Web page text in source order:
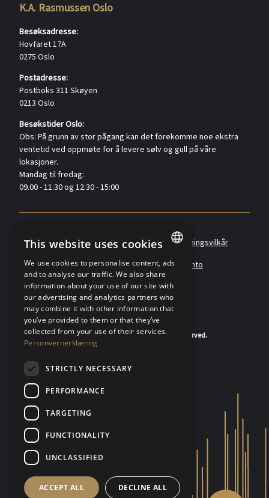
K.A. Rasmussen Oslo
Besøksadresse:
Hovfaret 17A
0275 Oslo
Postadresse:
Postboks 311 Skøyen
0213 Oslo
Besøkstider Oslo:
Obs: På grunn av stor pågang kan det forekomme noe ekstra
ventetid ved oppmøte for å levere sølv og gull på våre
lokasjoner.
Mandag til fredag:
09.00 - 11.30 og 12:30 - 15:00
Policyer Personvernerklæring
Forretningsvilkår
Angreskjema
Om oss Metallkonto
© 2020-2026 K.A.Rasmussen. All rights reserved.
NORWEGIAN
FINNISH
ENGLISH
SWEDISH
This website uses cookies
We use cookies to personalise content, ads
and to analyse our traffic. We also share
information about your use of our site with
our advertising and analytics partners who
may combine it with other information that
you’ve provided to them or that they’ve
collected from your use of their services.
Personvernerklæring
STRICTLY NECESSARY
PERFORMANCE
TARGETING
FUNCTIONALITY
UNCLASSIFIED
ACCEPT ALL DECLINE ALL